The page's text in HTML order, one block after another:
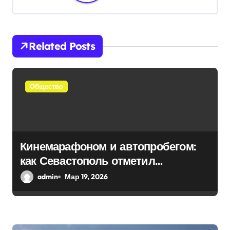
ц
и
я
п
п
и
с
я
Related Posts
Общество
Кинемарафоном и автопробегом:
как Севастополь отметил
воссоединение с Россией
admin Мар 19, 2026